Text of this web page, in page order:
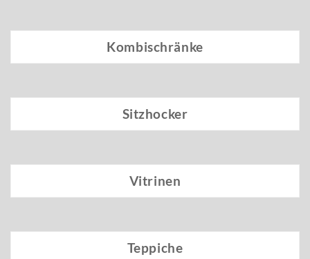
Kombischränke
Sitzhocker
Vitrinen
Teppiche